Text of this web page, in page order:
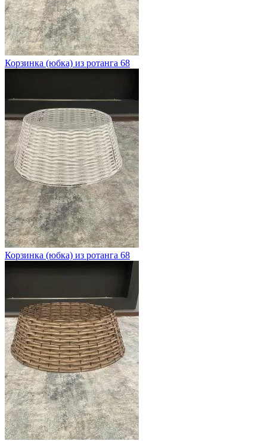
Корзинка (юбка) из ротанга 68
Корзинка (юбка) из ротанга 68